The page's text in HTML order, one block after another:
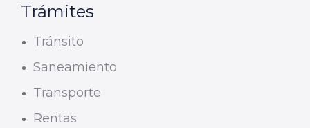
Trámites
Tránsito
Saneamiento
Transporte
Rentas